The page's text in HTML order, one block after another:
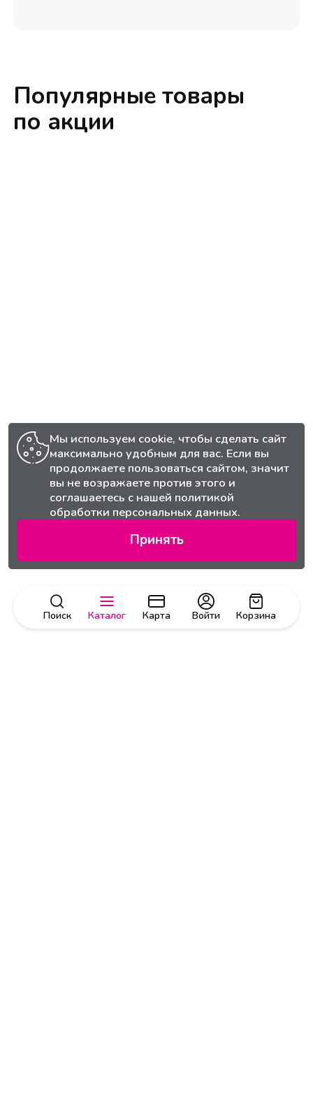
Поиск Каталог Карта Корзина
Войти
Популярные товары
по акции
Мы используем cookie, чтобы сделать сайт
максимально удобным для вас. Если вы
продолжаете пользоваться сайтом, значит
вы не возражаете против этого и
соглашаетесь с нашей политикой
обработки персональных данных.
Принять